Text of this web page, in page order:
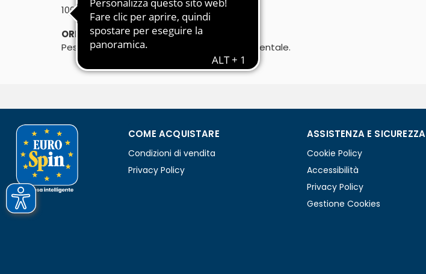
100g
℮
ORIGINE:
Pescato: zona FAO 51, Oceano Indiano occidentale.
COME ACQUISTARE
Condizioni di vendita
Privacy Policy
ASSISTENZA E SICUREZZA
Cookie Policy
Accessibilità
Privacy Policy
Gestione Cookies